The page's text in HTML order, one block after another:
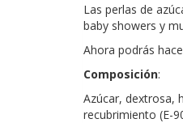
Las perlas de
baby showers y
Ahora podrás
Composición:
Azúcar, dextrosa,
recubrimiento (E-